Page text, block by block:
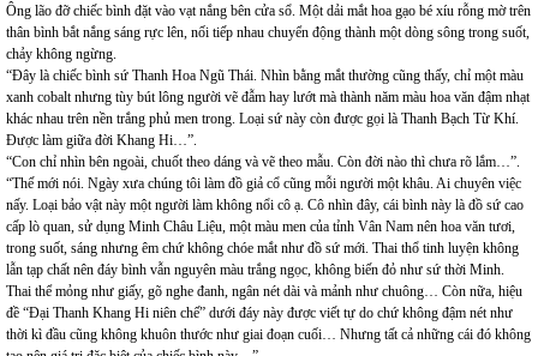
Ông lão đỡ chiếc bình đặt vào vạt nắng bên cửa sổ. Một dải mắt hoa gạo bé xíu rỗng mờ trên
thân bình bắt nắng sáng rực lên, nối tiếp nhau chuyển động thành một dòng sông trong suốt,
chảy không ngừng.
“Đây là chiếc bình sứ Thanh Hoa Ngũ Thái. Nhìn bằng mắt thường cũng thấy, chỉ một màu
xanh cobalt nhưng tùy bút lông người vẽ đẫm hay lướt mà thành năm màu hoa văn đậm nhạt
khác nhau trên nền trắng phủ men trong. Loại sứ này còn được gọi là Thanh Bạch Từ Khí.
Được làm giữa đời Khang Hi…”.
“Con chỉ nhìn bên ngoài, chuốt theo dáng và vẽ theo mẫu. Còn đời nào thì chưa rõ lắm…”.
“Thế mới nói. Ngày xưa chúng tôi làm đồ giả cổ cũng mỗi người một khâu. Ai chuyên việc
nấy. Loại bảo vật này một người làm không nổi cô ạ. Cô nhìn đây, cái bình này là đồ sứ cao
cấp lò quan, sử dụng Minh Châu Liệu, một màu men của tỉnh Vân Nam nên hoa văn tươi,
trong suốt, sáng nhưng êm chứ không chóe mắt như đồ sứ mới. Thai thổ tinh luyện không
lẫn tạp chất nên đáy bình vẫn nguyên màu trắng ngọc, không biến đỏ như sứ thời Minh.
Thai thể mỏng như giấy, gõ nghe đanh, ngân nét dài và mảnh như chuông… Còn nữa, hiệu
đề “Đại Thanh Khang Hi niên chế” dưới đáy này được viết tự do chứ không đậm nét như
thời kì đầu cũng không khuôn thước như giai đoạn cuối… Nhưng tất cả những cái đó không